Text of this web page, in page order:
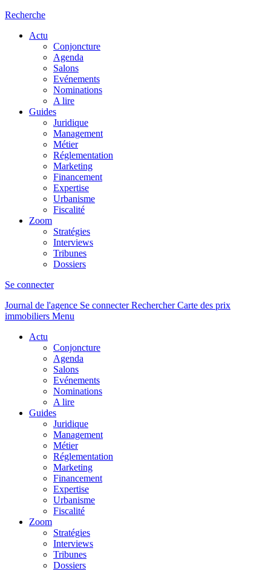
Recherche
Actu
Conjoncture
Agenda
Salons
Evénements
Nominations
A lire
Guides
Juridique
Management
Métier
Réglementation
Marketing
Financement
Expertise
Urbanisme
Fiscalité
Zoom
Stratégies
Interviews
Tribunes
Dossiers
Se connecter
Journal de l'agence Se connecterRechercher Carte des prix
immobiliers Menu
Actu
Conjoncture
Agenda
Salons
Evénements
Nominations
A lire
Guides
Juridique
Management
Métier
Réglementation
Marketing
Financement
Expertise
Urbanisme
Fiscalité
Zoom
Stratégies
Interviews
Tribunes
Dossiers